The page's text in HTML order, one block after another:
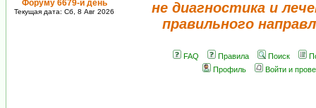
Форуму 6679-й день
Текущая дата: Сб, 8 Авг 2026
не диагностика и
правильного
FAQ Правила Поиск
Профиль
Войти и